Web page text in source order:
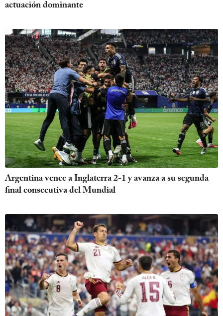
actuación dominante
Argentina vence a Inglaterra 2-1 y avanza a su segunda
final consecutiva del Mundial